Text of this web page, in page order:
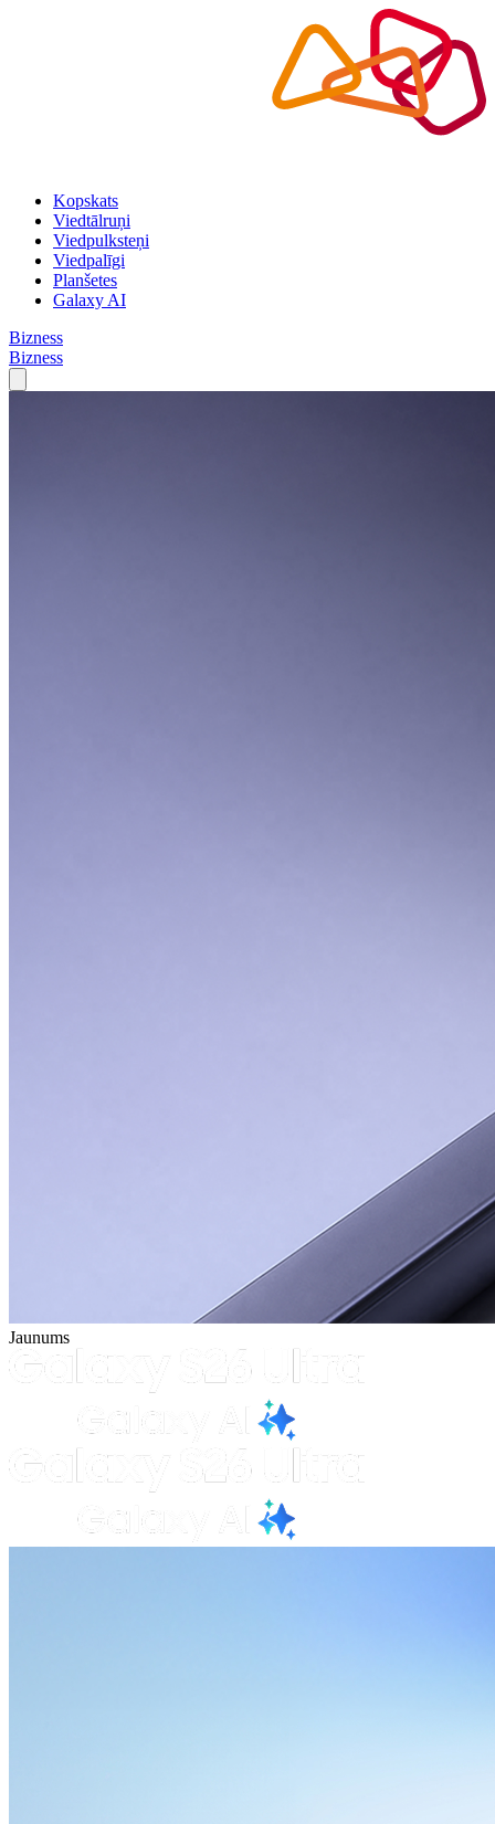
Kopskats
Viedtālruņi
Viedpulksteņi
Viedpalīgi
Planšetes
Galaxy AI
Bizness
Bizness
Jaunums